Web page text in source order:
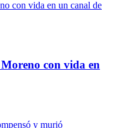
con vida en